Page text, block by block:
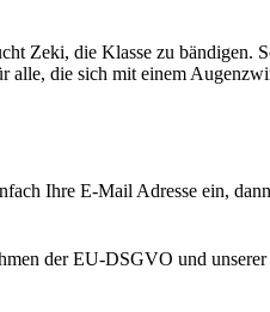
Zeki, die Klasse zu bändigen.
alle, die sich mit einem
Ihre E-Mail Adresse ein,
der EU-DSGVO und unserer